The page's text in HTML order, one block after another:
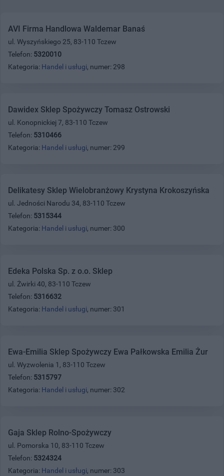
AVI Firma Handlowa Waldemar Banaś
ul. Wyszyńskiego 25, 83-110 Tczew
Telefon: 5320010
Kategoria: Handel i usługi, numer: 298
Dawidex Sklep Spożywczy Tomasz Ostrowski
ul. Konopnickiej 7, 83-110 Tczew
Telefon: 5310466
Kategoria: Handel i usługi, numer: 299
Delikatesy Sklep Wielobranżowy Krystyna Krokoszyńska
ul. Jedności Narodu 34, 83-110 Tczew
Telefon: 5315344
Kategoria: Handel i usługi, numer: 300
Edeka Polska Sp. z o.o. Sklep
ul. Żwirki 40, 83-110 Tczew
Telefon: 5316632
Kategoria: Handel i usługi, numer: 301
Ewa-Emilia Sklep Spożywczy Ewa Pałkowska Emilia Żur
ul. Wyzwolenia 1, 83-110 Tczew
Telefon: 5315797
Kategoria: Handel i usługi, numer: 302
Gaja Sklep Rolno-Spożywczy
ul. Pomorska 10, 83-110 Tczew
Telefon: 5324324
Kategoria: Handel i usługi, numer: 303